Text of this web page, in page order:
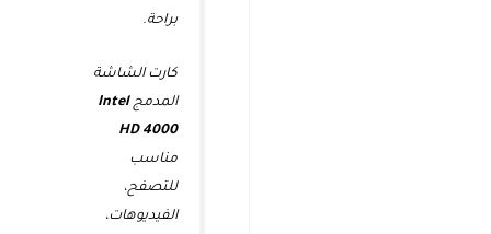
براحة.
كارت الشاشة
المدمجIntel
HD 4000
مناسب
للتصفح،
الفيديوهات،